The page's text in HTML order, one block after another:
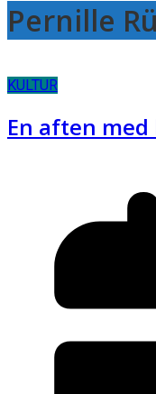
Pernille
KULTUR
En aften